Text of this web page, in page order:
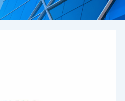
新闻中心